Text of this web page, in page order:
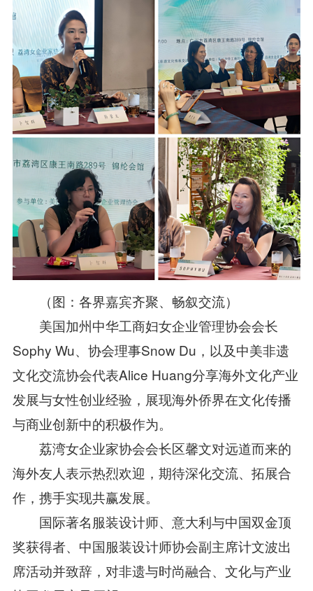
（图： 各界嘉宾齐聚、 畅叙交流）
美国加州中华工商妇女企业管理协会会长
Sophy Wu、协会理事Snow Du，以及中美非遗
文化交流协会代表Alice Huang分享海外文化产业
发展与女性创业经验，展现海外侨界在文化传播
与商业创新中的积极作为。
荔湾女企业家协会会长区馨文对远道而来的
海外友人表示热烈欢迎，期待深化交流、拓展合
作，携手实现共赢发展。
国际著名服装设计师、意大利与中国双金顶
奖获得者、中国服装设计师协会副主席计文波出
席活动并致辞，对非遗与时尚融合、文化与产业